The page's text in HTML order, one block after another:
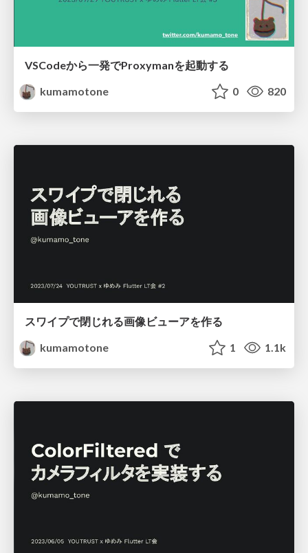
VSCodeから一発でProxymanを起動する
kumamotone
0 820
スワイプで閉じれる画像ビューアを作る
kumamotone
1 1.1k